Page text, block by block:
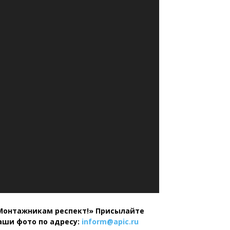
респект!» Присылайте
фото по адресу: inform@apic.ru